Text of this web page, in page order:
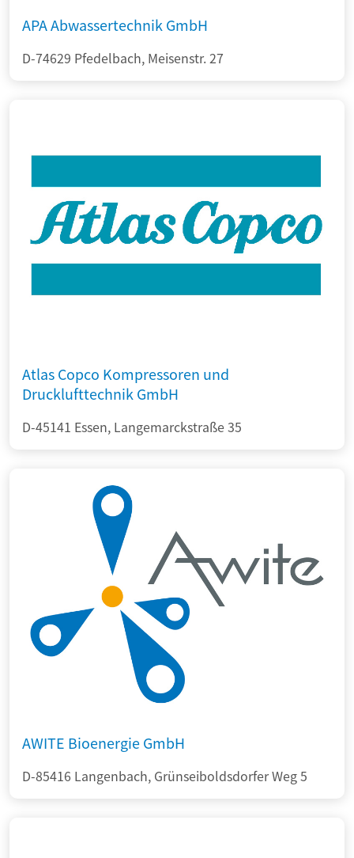
APA Abwassertechnik GmbH
D-74629 Pfedelbach, Meisenstr. 27
Atlas Copco Kompressoren und
Drucklufttechnik GmbH
D-45141 Essen, Langemarckstraße 35
AWITE Bioenergie GmbH
D-85416 Langenbach, Grünseiboldsdorfer Weg 5